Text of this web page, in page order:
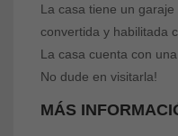
La casa tiene un
convertida y habilitada
La casa cuenta con
No dude en visitarla!
MÁS